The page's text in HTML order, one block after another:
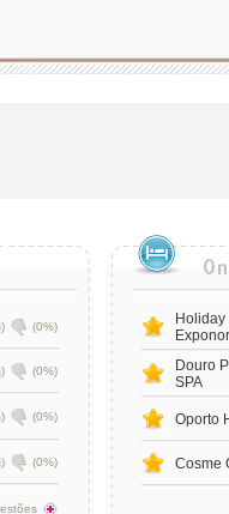
(0%)
(0%)
(0%)
(0%)
Holiday
Exponor
Douro
SPA
Oporto
Cosme